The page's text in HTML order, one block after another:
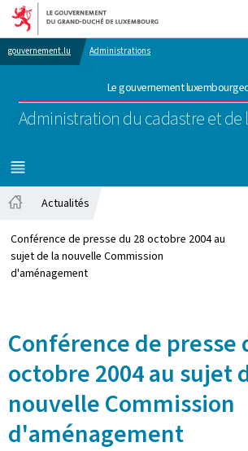
Aller au menu principal
Aller au contenu
gouvernement.lu Administrations
Le gouvernement
Administration du cadastre et
MENU
PRINCIPAL
Actualités
Conférence de presse du 28 octobre 2004 au
sujet de la nouvelle Commission
d'aménagement
Conférence de presse
octobre 2004 au sujet
nouvelle Commission
d'aménagement